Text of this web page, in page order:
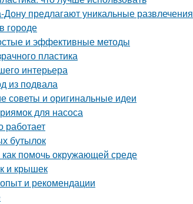
предлагают уникальные развлечения
городе
и эффективные методы
пластика
интерьера
из подвала
советы и оригинальные идеи
для насоса
работает
бутылок
помочь окружающей среде
и крышек
и рекомендации